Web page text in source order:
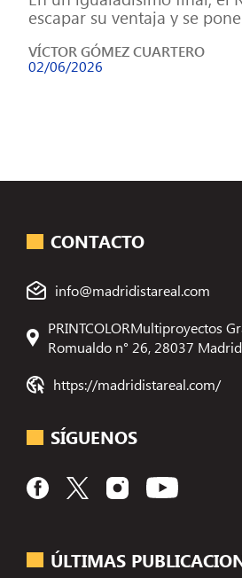
escapar su ventaja y se
VÍCTOR GÓMEZ CUARTERO
02/06/2026
ÚLTIMAS
CONTACTO
info@madridistareal.com
PRINTCOLORMultiproyectos
Romualdo n° 26, 28037 Madrid
https://madridistareal.com/
SÍGUENOS